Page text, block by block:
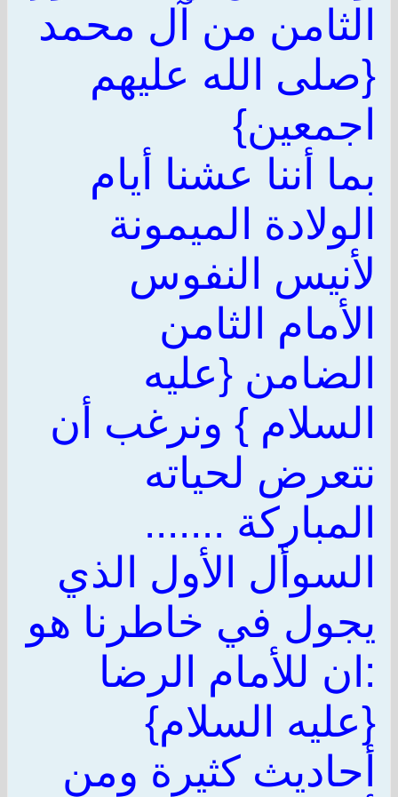
الثامن من آل محمد
{صلى الله عليهم
اجمعين}
بما أننا عشنا أيام
الولادة الميمونة
لأنيس النفوس
الأمام الثامن
الضامن {عليه
السلام } ونرغب أن
نتعرض لحياته
المباركة .......
السوأل الأول الذي
يجول في خاطرنا هو
:ان للأمام الرضا
{عليه السلام}
أحاديث كثيرة ومن